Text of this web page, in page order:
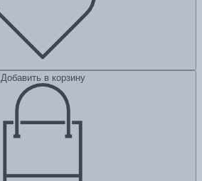
Добавить в корзину